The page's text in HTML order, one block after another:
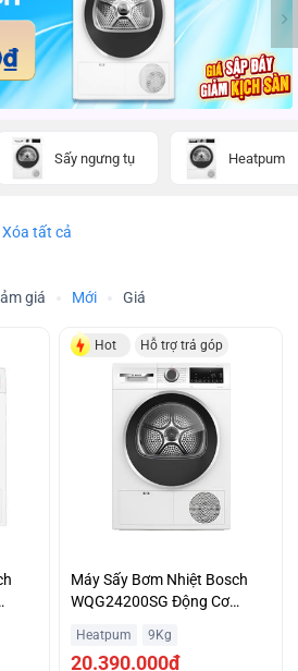
Sấy ngưng tụ Heatpum
Xóa tất cả
giá Mới Giá
Hot Hỗ trợ trả góp
Máy Sấy Bơm Nhiệt Bosch
WQG24200SG Động Cơ
Heatpum 9Kg
20.390.000₫